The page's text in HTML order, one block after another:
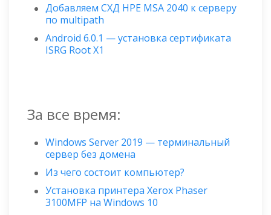
Добавляем СХД HPE MSA 2040 к серверу
по multipath
Android 6.0.1 — установка сертификата
ISRG Root X1
За все время:
Windows Server 2019 — терминальный
сервер без домена
Из чего состоит компьютер?
Установка принтера Xerox Phaser
3100MFP на Windows 10